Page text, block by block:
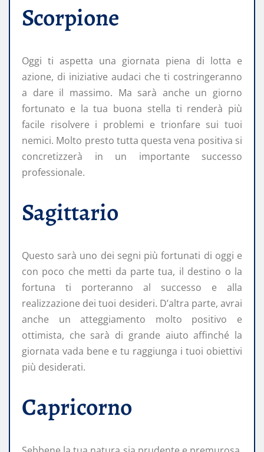
Scorpione
Oggi ti aspetta una giornata piena di lotta e
azione, di iniziative audaci che ti costringeranno
a dare il massimo. Ma sarà anche un giorno
fortunato e la tua buona stella ti renderà più
facile risolvere i problemi e trionfare sui tuoi
nemici. Molto presto tutta questa vena positiva si
concretizzerà in un importante successo
professionale.
Sagittario
Questo sarà uno dei segni più fortunati di oggi e
con poco che metti da parte tua, il destino o la
fortuna ti porteranno al successo e alla
realizzazione dei tuoi desideri. D’altra parte, avrai
anche un atteggiamento molto positivo e
ottimista, che sarà di grande aiuto affinché la
giornata vada bene e tu raggiunga i tuoi obiettivi
più desiderati.
Capricorno